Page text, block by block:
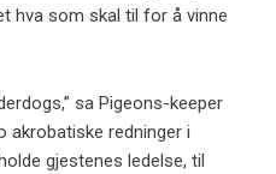
hva som skal til for å vinne
sa Pigeons-keeper
akrobatiske redninger i
gjestenes ledelse, til